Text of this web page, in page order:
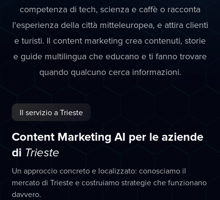
competenza di tech, scienza e caffè o racconta
l'esperienza della città mitteleuropea, e attira clienti
e turisti. Il content marketing crea contenuti, storie
e guide multilingua che educano e ti fanno trovare
quando qualcuno cerca informazioni.
Il servizio a Trieste
Content Marketing AI per le aziende
di Trieste
Un approccio concreto e localizzato: conosciamo il
mercato di Trieste e costruiamo strategie che funzionano
davvero.